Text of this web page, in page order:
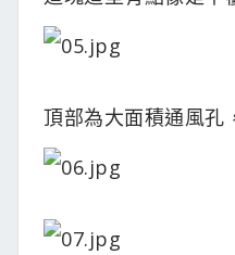
頂部為大面積通風孔